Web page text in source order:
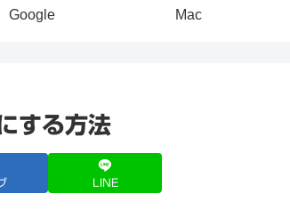
Google Mac
する方法
LINE